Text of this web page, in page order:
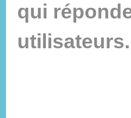
qui
utilisateurs.